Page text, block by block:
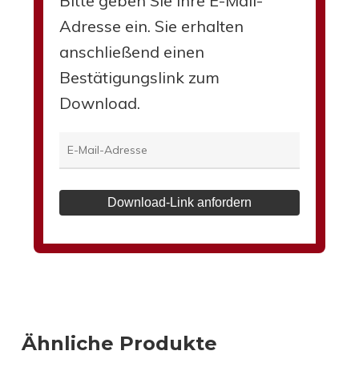
Adresse ein. Sie erhalten
anschließend einen
Bestätigungslink zum
Download.
Download-Link anfordern
Ähnliche Produkte